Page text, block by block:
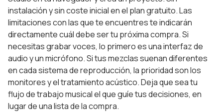
instalación y sin coste inicial en el plan gratuito. Las
limitaciones con las que te encuentres te indicarán
directamente cuál debe ser tu próxima compra. Si
necesitas grabar voces, lo primero es una interfaz de
audio y un micrófono. Si tus mezclas suenan diferentes
en cada sistema de reproducción, la prioridad son los
monitores y el tratamiento acústico. Deja que sea tu
flujo de trabajo musical el que guíe tus decisiones, en
lugar de una lista de la compra.